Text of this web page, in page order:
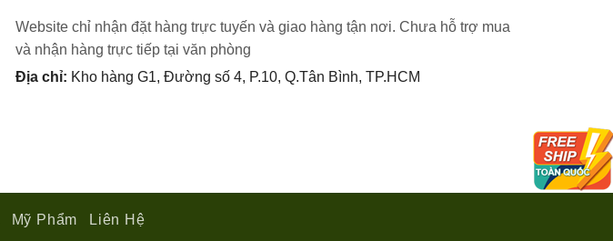
Website chỉ nhận đặt hàng trực tuyến và giao hàng tận nơi. Chưa hỗ trợ mua
và nhận hàng trực tiếp tại văn phòng
Địa chỉ: Kho hàng G1, Đường số 4, P.10, Q.Tân Bình, TP.HCM
Mỹ Phẩm
Liên Hệ